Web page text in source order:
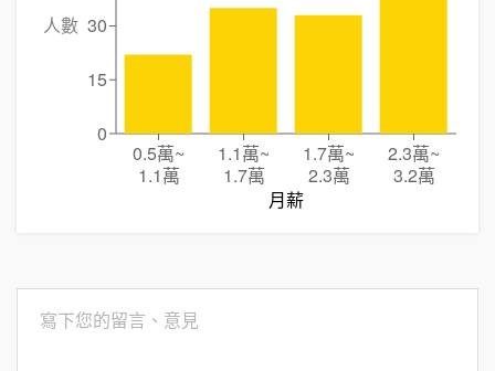
0.5萬~
1.1萬
1.1萬~
1.7萬
1.7萬~
2.3萬
2.3萬~
3.2萬
月薪
0
15
30
人數